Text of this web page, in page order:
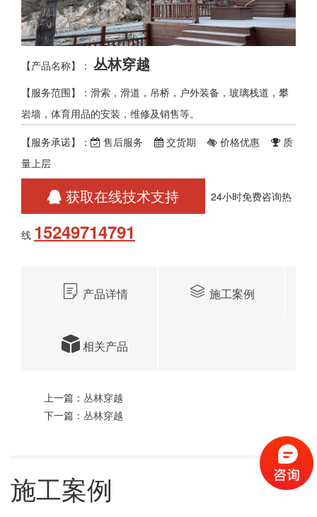
【产品名称】： 丛林穿越
【服务范围】：滑索，滑道，吊桥，户外装备，玻璃栈道，攀
岩墙，体育用品的安装，维修及销售等。
【服务承诺】：
售后服务 交货期 价格优惠
质
量上层
获取在线技术支持 24小时免费咨询热
线 15249714791
产品详情 施工案例
相关产品
上一篇： 丛林穿越
下一篇： 丛林穿越
施工案例